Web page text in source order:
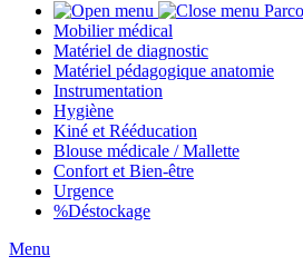
Mobilier médical
Matériel de diagnostic
Matériel pédagogique anatomie
Instrumentation
Hygiène
Kiné et Rééducation
Blouse médicale / Mallette
Confort et Bien-être
Urgence
%Déstockage
Menu